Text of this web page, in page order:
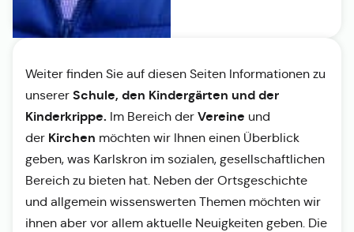
Weiter finden Sie auf diesen Seiten Informationen zu
unserer Schule, den Kindergärten und der
Kinderkrippe. Im Bereich der Vereine und
der Kirchen möchten wir Ihnen einen Überblick
geben, was Karlskron im sozialen, gesellschaftlichen
Bereich zu bieten hat. Neben der Ortsgeschichte
und allgemein wissenswerten Themen möchten wir
ihnen aber vor allem aktuelle Neuigkeiten geben. Die